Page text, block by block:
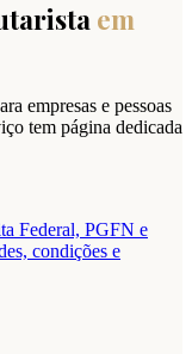
em
empresas e pessoas
tem página dedicada
Federal, PGFN e
condições e